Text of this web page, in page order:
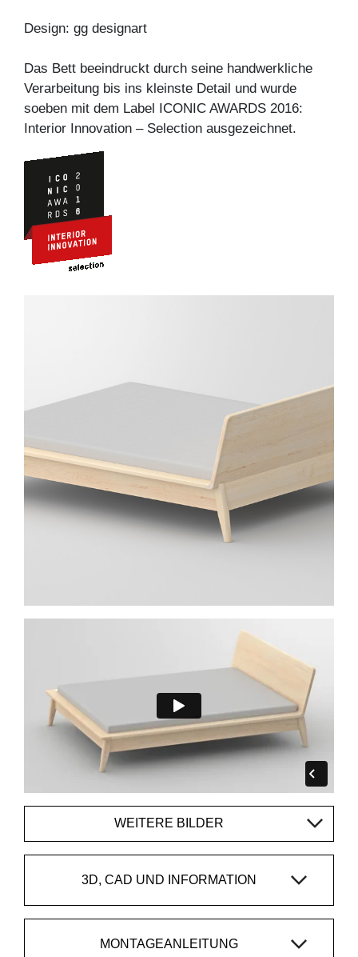
Design: gg designart
Das Bett beeindruckt durch seine handwerkliche
Verarbeitung bis ins kleinste Detail und wurde
soeben mit dem Label ICONIC AWARDS 2016:
Interior Innovation – Selection ausgezeichnet.
WEITERE BILDER
3D, CAD UND INFORMATION
MONTAGEANLEITUNG